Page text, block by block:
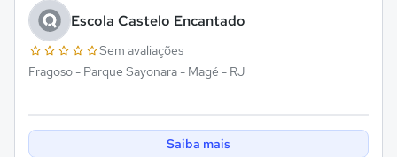
Escola Castelo Encantado
Sem avaliações
Fragoso - Parque Sayonara - Magé - RJ
Saiba mais